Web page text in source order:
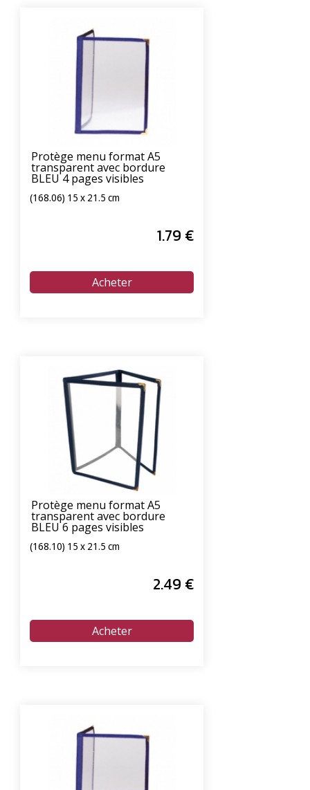
Protège menu format A5
transparent avec bordure
BLEU 4 pages visibles
(168.06) 15 x 21.5 cm
1.79 €
Protège menu format A5
transparent avec bordure
BLEU 6 pages visibles
(168.10) 15 x 21.5 cm
2.49 €